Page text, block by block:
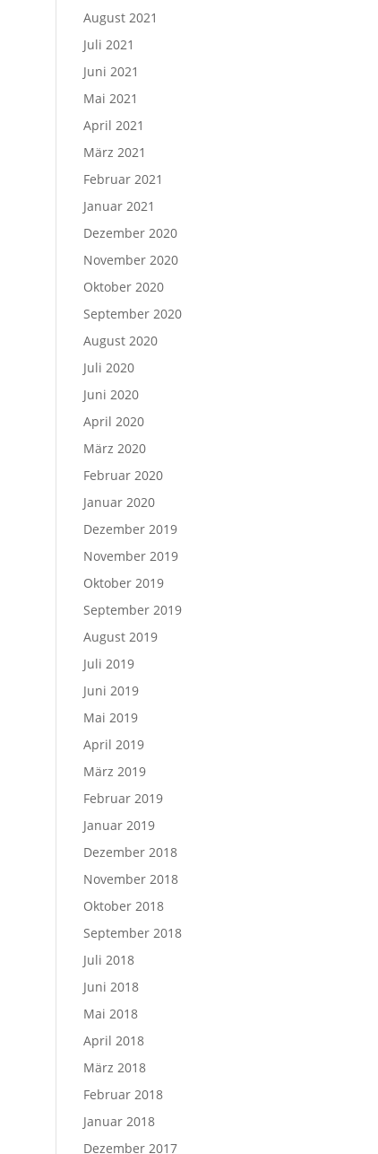
August 2021
Juli 2021
Juni 2021
Mai 2021
April 2021
März 2021
Februar 2021
Januar 2021
Dezember 2020
November 2020
Oktober 2020
September 2020
August 2020
Juli 2020
Juni 2020
April 2020
März 2020
Februar 2020
Januar 2020
Dezember 2019
November 2019
Oktober 2019
September 2019
August 2019
Juli 2019
Juni 2019
Mai 2019
April 2019
März 2019
Februar 2019
Januar 2019
Dezember 2018
November 2018
Oktober 2018
September 2018
Juli 2018
Juni 2018
Mai 2018
April 2018
März 2018
Februar 2018
Januar 2018
Dezember 2017